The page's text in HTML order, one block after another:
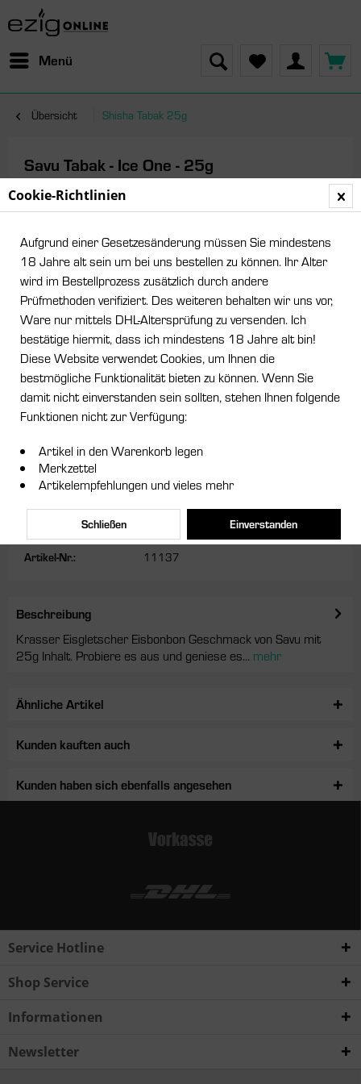
Menü
Übersicht Shisha Tabak 25g
Savu Tabak - Ice One - 25g
4,00 € *
inkl. MwSt.zzgl. Versandkosten
Sofort versandfertig, Lieferzeit ca. 1-3 Werktage
In denWarenkorb
Artikel-Nr.: 11137
Beschreibung
Krasser Eisgletscher Eisbonbon Geschmack von Savu mit
25g Inhalt. Probiere es aus und geniese es... mehr
Ähnliche Artikel
Kunden kauften auch
Kunden haben sich ebenfalls angesehen
Service Hotline
Shop Service
Informationen
Newsletter
Cookie-Richtlinien
Aufgrund einer Gesetzesänderung müssen Sie mindestens
18 Jahre alt sein um bei uns bestellen zu können. Ihr Alter
wird im Bestellprozess zusätzlich durch andere
Prüfmethoden verifiziert. Des weiteren behalten wir uns vor,
Ware nur mittels DHL-Altersprüfung zu versenden. Ich
bestätige hiermit, dass ich mindestens 18 Jahre alt bin!
Diese Website verwendet Cookies, um Ihnen die
bestmögliche Funktionalität bieten zu können. Wenn Sie
damit nicht einverstanden sein sollten, stehen Ihnen folgende
Funktionen nicht zur Verfügung:
Artikel in den Warenkorb legen
Merkzettel
Artikelempfehlungen und vieles mehr
Einverstanden
Schließen